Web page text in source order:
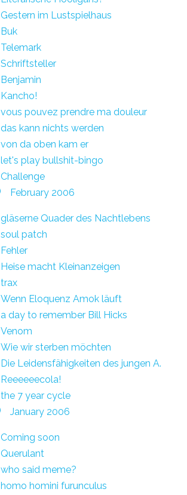
Gestern im Lustspielhaus
Buk
Telemark
Schriftsteller
Benjamin
Kancho!
vous pouvez prendre ma douleur
das kann nichts werden
von da oben kam er
let's play bullshit-bingo
Challenge
February 2006
gläserne Quader des Nachtlebens
soul patch
Fehler
Heise macht Kleinanzeigen
trax
Wenn Eloquenz Amok läuft
a day to remember Bill Hicks
Venom
Wie wir sterben möchten
Die Leidensfähigkeiten des jungen A.
Reeeeeecola!
the 7 year cycle
January 2006
Coming soon
Querulant
who said meme?
homo homini furunculus